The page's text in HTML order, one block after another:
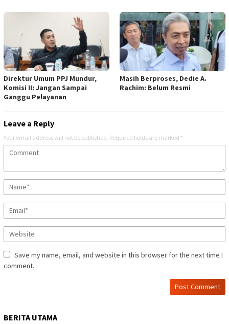
Direktur Umum PPJ Mundur,
Komisi II: Jangan Sampai
Ganggu Pelayanan
Masih Berproses, Dedie A.
Rachim: Belum Resmi
Leave a Reply
Your email address will not be published. Required fields are marked *
Save my name, email, and website in this browser for the next time I
comment.
BERITA UTAMA